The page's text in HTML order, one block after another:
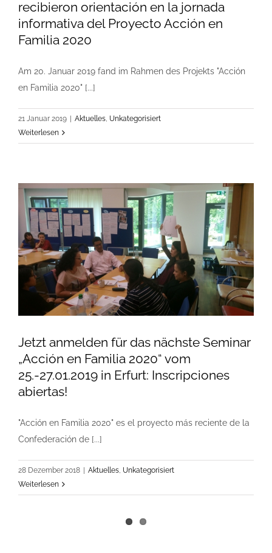
recibieron orientación en la jornada
informativa del Proyecto Acción en
Familia 2020
Am 20. Januar 2019 fand im Rahmen des Projekts "Acción
en Familia 2020" [...]
21 Januar 2019 | Aktuelles Unkategorisiert
Weiterlesen
Jetzt anmelden für das nächste Seminar
„Acción en Familia 2020“ vom
25.-27.01.2019 in Erfurt: Inscripciones
abiertas!
"Acción en Familia 2020" es el proyecto más reciente de la
Confederación de [...]
28 Dezember 2018 Aktuelles, Unkategorisiert
Weiterlesen